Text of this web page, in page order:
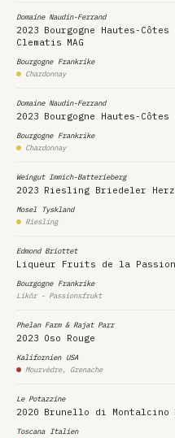
Domaine Naudin-Ferrand
2023 Bourgogne Hautes-
Clematis MAG
Bourgogne
Frankrike
Chardonnay
Domaine Naudin-Ferrand
2023 Bourgogne Hautes-
Bourgogne
Frankrike
Chardonnay
Weingut Immich-Batterieberg
2023 Riesling Briedeler
Mosel
Tyskland
Riesling
Edmond Briottet
Liqueur Fruits de la Passion
Bourgogne
Frankrike
Likör - Passionsfrukt
Phelan Farm & Rajat Parr
2023 Oso Rouge
Kalifornien
USA
Mourvèdre, Grenache
Le Potazzine
2020 Brunello di Montalcino
Toscana Italien